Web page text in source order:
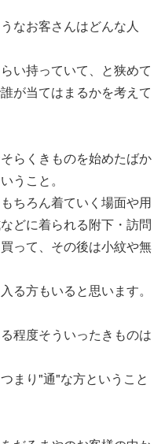
なお客さんはどんな人
い持っていて、と狭めて
が当てはまるかを考えて
らくきものを始めたばか
うこと。
ちろん着ていく場面や用
どに着られる附下・訪問
って、その後は小紋や無
る方もいると思います。
程度そういったきものは
まり"通"な方ということ